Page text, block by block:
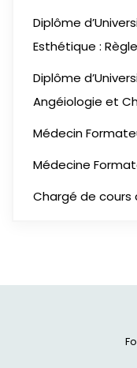
Diplôme
Esthétique :
Diplôme
Angéiologie et
Médecin
Médecine
Chargé de cours